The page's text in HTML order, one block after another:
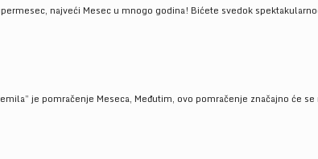
najveći Mesec u mnogo godina! Bićete svedok
je pomračenje Meseca, Međutim, ovo pomračenje značajno će